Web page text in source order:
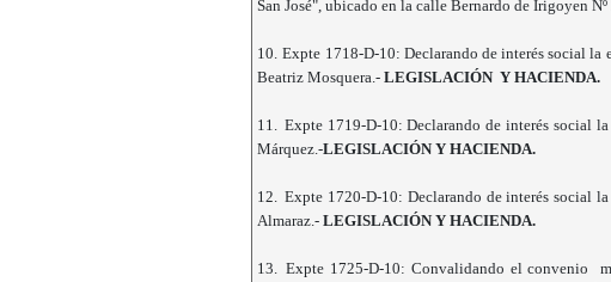
San José", ubicado en la calle Bernardo de Irigoyen
10. Expte 1718-D-10: Declarando de interés social
Beatriz Mosquera.- LEGISLACIÓN Y HACIENDA.
11. Expte 1719-D-10: Declarando de interés social
Márquez.-LEGISLACIÓN Y HACIENDA.
12. Expte 1720-D-10: Declarando de interés social
Almaraz.- LEGISLACIÓN Y HACIENDA.
13. Expte 1725-D-10: Convalidando el convenio